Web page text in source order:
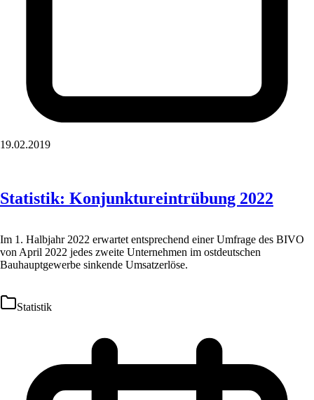
19.02.2019
Statistik: Konjunktureintrübung 2022
Im 1. Halbjahr 2022 erwartet entsprechend einer Umfrage des BIVO
von April 2022 jedes zweite Unternehmen im ostdeutschen
Bauhauptgewerbe sinkende Umsatzerlöse.
Statistik